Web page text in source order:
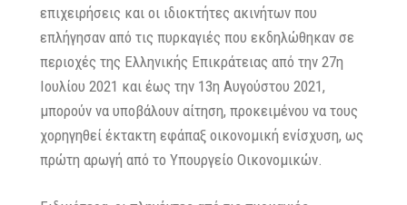
επιχειρήσεις και οι ιδιοκτήτες ακινήτων που
επλήγησαν από τις πυρκαγιές που εκδηλώθηκαν σε
περιοχές της Ελληνικής Επικράτειας από την 27η
Ιουλίου 2021 και έως την 13η Αυγούστου 2021,
μπορούν να υποβάλουν αίτηση, προκειμένου να τους
χορηγηθεί έκτακτη εφάπαξ οικονομική ενίσχυση, ως
πρώτη αρωγή από το Υπουργείο Οικονομικών.